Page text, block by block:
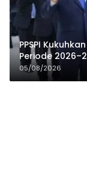
PPSPI
Periode
Publik
05/08/2026